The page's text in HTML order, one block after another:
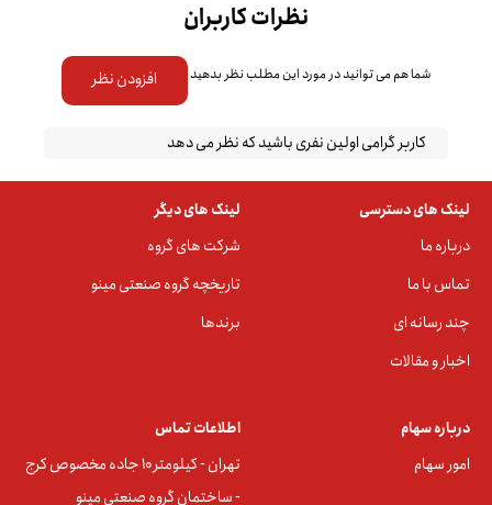
نظرات کاربران
شما هم می توانید در مورد این مطلب نظر بدهید افزودن نظر
کاربر گرامی اولین نفری باشید که نظر می دهد
لینک های دسترسی
درباره ما
تماس با ما
چند رسانه ای
اخبار و مقالات
لینک های دیگر
شرکت های گروه
تاریخچه گروه صنعتی مینو
برندها
درباره سهام
امور سهام
اطلاعات تماس
تهران - کیلومتر ۱۰ جاده مخصوص کرج
- ساختمان گروه صنعتی مینو